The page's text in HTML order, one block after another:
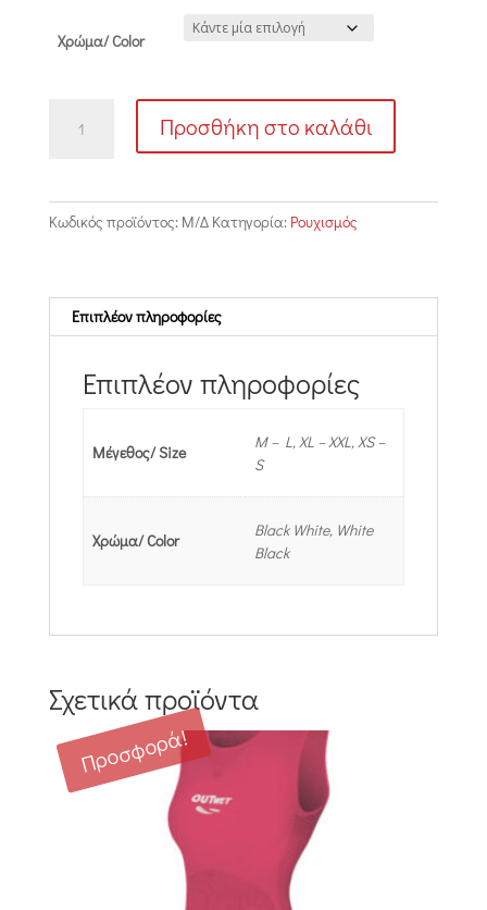
Χρώμα/ Color
Προσθήκη στο καλάθι
Κωδικός προϊόντος: Μ/Δ Κατηγορία: Ρουχισμός
Επιπλέον πληροφορίες
Επιπλέον πληροφορίες
Μέγεθος/ Size
M – L, XL – XXL, XS –
S
Χρώμα/ Color
Black White, White
Black
Σχετικά προϊόντα
Προσφορά!